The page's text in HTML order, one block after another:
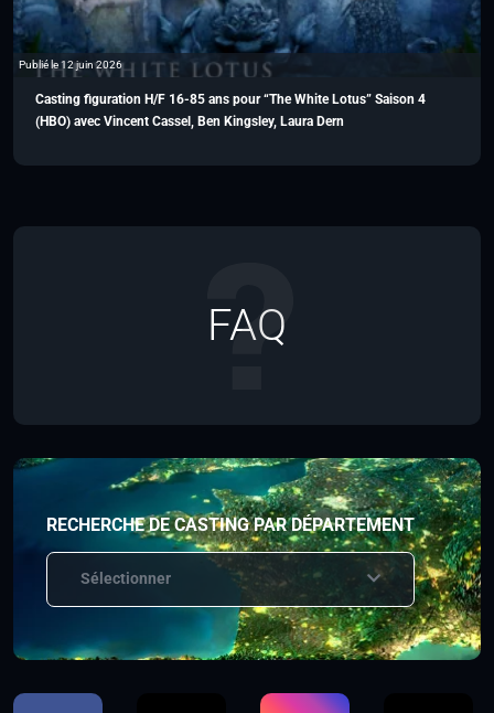
Publié le 12 juin 2026
Casting figuration H/F 16-85 ans pour “The White Lotus” Saison 4
(HBO) avec Vincent Cassel, Ben Kingsley, Laura Dern
FAQ
RECHERCHE DE CASTING PAR DÉPARTEMENT
Sélectionner